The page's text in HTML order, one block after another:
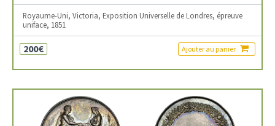
Royaume-Uni, Victoria, Exposition Universelle de Londres, épreuve
uniface, 1851
200€ Ajouter au panier